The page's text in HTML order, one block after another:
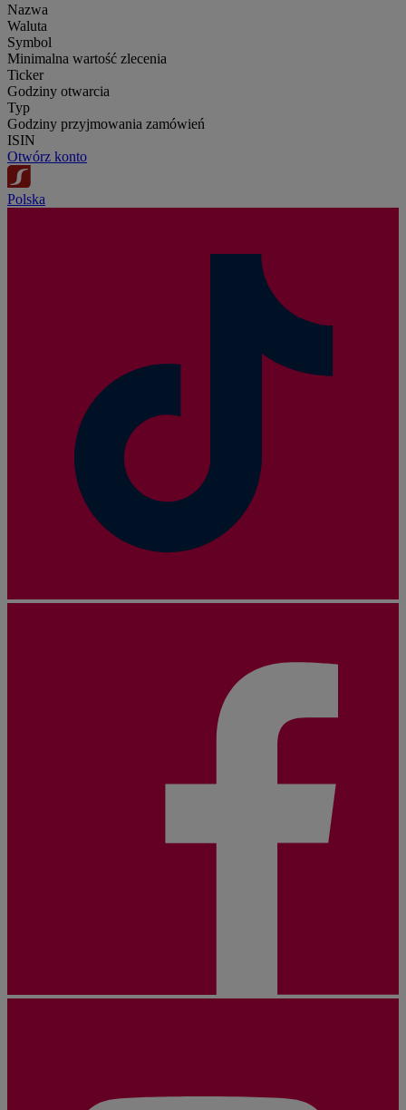
Nazwa
Waluta
Symbol
Minimalna wartość zlecenia
Ticker
Godziny otwarcia
Typ
Godziny przyjmowania zamówień
ISIN
Otwórz konto
Polska